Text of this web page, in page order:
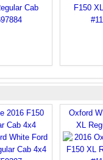
2016 F150
Cab 4x4
Oxford
XL